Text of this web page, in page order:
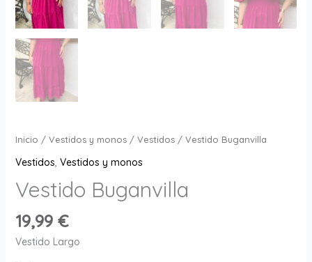
Inicio / Vestidos y monos/ Vestidos/ Vestido Buganvilla
Vestidos, Vestidos y monos
Vestido Buganvilla
19,99 €
Vestido Largo